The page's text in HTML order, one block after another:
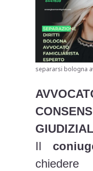
separarsi bologna
Il